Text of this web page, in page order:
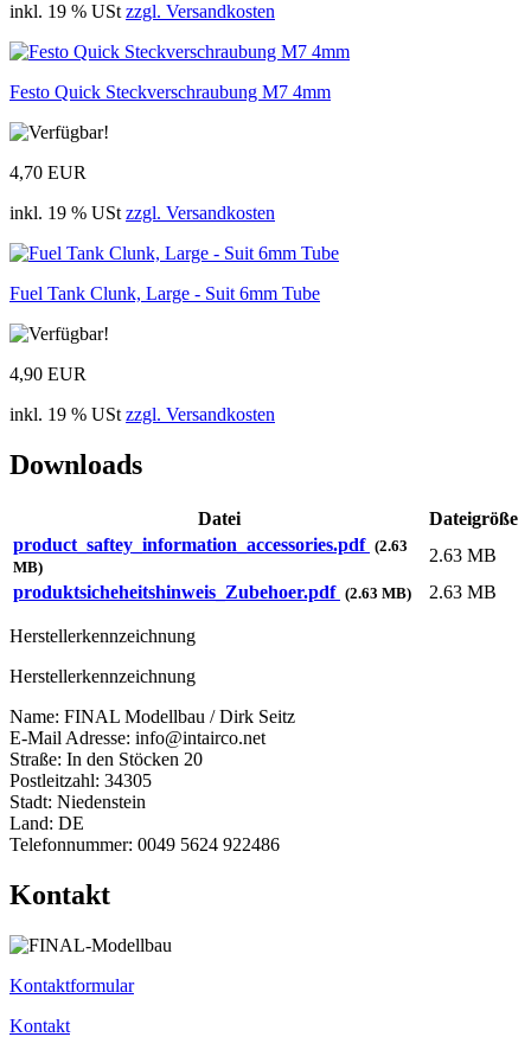
inkl. 19 % USt zzgl. Versandkosten
Festo Quick Steckverschraubung M7 4mm
4,70 EUR
inkl. 19 % USt zzgl. Versandkosten
Fuel Tank Clunk, Large - Suit 6mm Tube
4,90 EUR
inkl. 19 % USt zzgl. Versandkosten
Downloads
Datei
Dateigröße
product_saftey_information_accessories.pdf (2.63
MB)
2.63 MB
produktsicheheitshinweis_Zubehoer.pdf (2.63 MB) 2.63 MB
Herstellerkennzeichnung
Herstellerkennzeichnung
Name: FINAL Modellbau / Dirk Seitz
E-Mail Adresse: info@intairco.net
Straße: In den Stöcken 20
Postleitzahl: 34305
Stadt: Niedenstein
Land: DE
Telefonnummer: 0049 5624 922486
Kontakt
Kontaktformular
Kontakt